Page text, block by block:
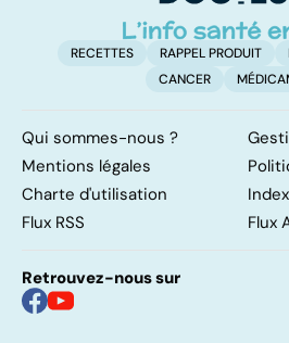
RECETTES RAPPEL PRODUIT
CANCER
Qui sommes-nous ?
Mentions légales
Charte d'utilisation
Flux RSS
Flux
Retrouvez-nous sur